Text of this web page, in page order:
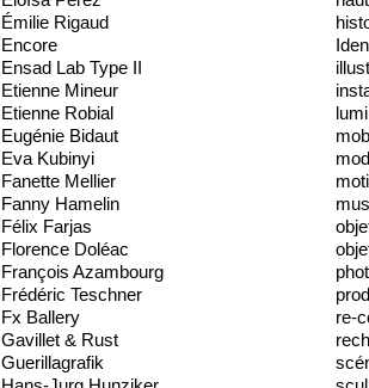
Émilie Rigaud
Encore
Ensad Lab Type II
Etienne Mineur
Etienne Robial
Eugénie Bidaut
Eva Kubinyi
Fanette Mellier
Fanny Hamelin
Félix Farjas
Florence Doléac
François Azambourg
Frédéric Teschner
Fx Ballery
Gavillet & Rust
Guerillagrafik
re-